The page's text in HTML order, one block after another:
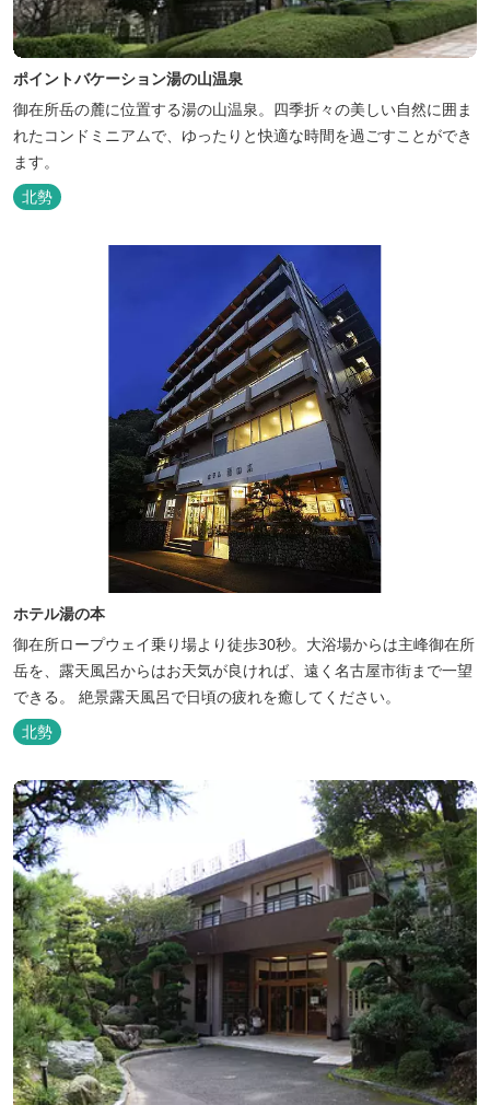
ポイントバケーション湯の山温泉
御在所岳の麓に位置する湯の山温泉。四季折々の美しい自然に囲ま
れたコンドミニアムで、ゆったりと快適な時間を過ごすことができ
ます。
北勢
ホテル湯の本
御在所ロープウェイ乗り場より徒歩30秒。大浴場からは主峰御在所
岳を、露天風呂からはお天気が良ければ、遠く名古屋市街まで一望
できる。 絶景露天風呂で日頃の疲れを癒してください。
北勢